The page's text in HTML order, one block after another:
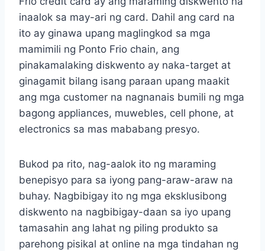
inaalok sa may-ari ng card. Dahil ang card na
ito ay ginawa upang maglingkod sa mga
mamimili ng Ponto Frio chain, ang
pinakamalaking diskwento ay naka-target at
ginagamit bilang isang paraan upang maakit
ang mga customer na nagnanais bumili ng mga
bagong appliances, muwebles, cell phone, at
electronics sa mas mababang presyo.
Bukod pa rito, nag-aalok ito ng maraming
benepisyo para sa iyong pang-araw-araw na
buhay. Nagbibigay ito ng mga eksklusibong
diskwento na nagbibigay-daan sa iyo upang
tamasahin ang lahat ng piling produkto sa
parehong pisikal at online na mga tindahan ng